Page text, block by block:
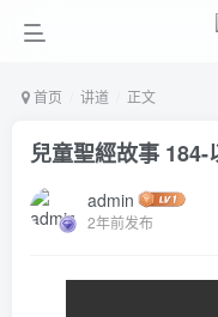
首页 讲道 正文
兒童聖經故事 184-
admin
2年前发布